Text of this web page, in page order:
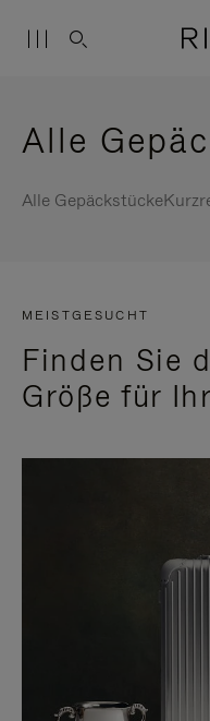
Alle
Alle Gepäckstücke
MEISTGESUCHT
Finden Sie
Größe für